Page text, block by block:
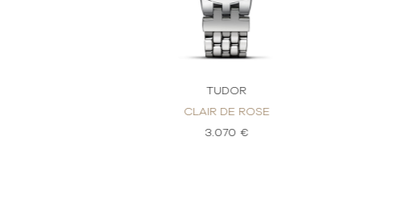
TUDOR
CLAIR DE ROSE
3.070 €